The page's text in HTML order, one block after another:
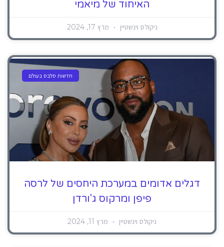
האיחוד של מיאמי
ניקולס וינשטיין מרץ 17, 2024
חדשות סלבס בעולם
דגלים אדומים במערכת היחסים של לרסה
פיפן ומרקוס ג'ורדן
ניקולס וינשטיין מרץ 11, 2024